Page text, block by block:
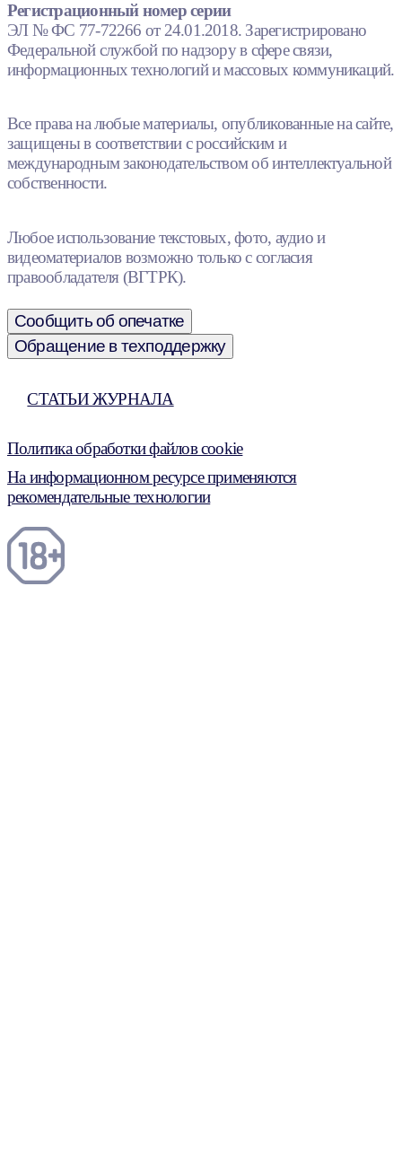
Регистрационный номер серии
ЭЛ № ФС 77-72266 от 24.01.2018. Зарегистрировано
Федеральной службой по надзору в сфере связи,
информационных технологий и массовых коммуникаций.
Все права на любые материалы, опубликованные на сайте,
защищены в соответствии с российским и
международным законодательством об интеллектуальной
собственности.
Любое использование текстовых, фото, аудио и
видеоматериалов возможно только с согласия
правообладателя (ВГТРК).
Сообщить об опечатке
Обращение в техподдержку
СТАТЬИ ЖУРНАЛА
Политика обработки файлов cookie
На информационном ресурсе применяются
рекомендательные технологии